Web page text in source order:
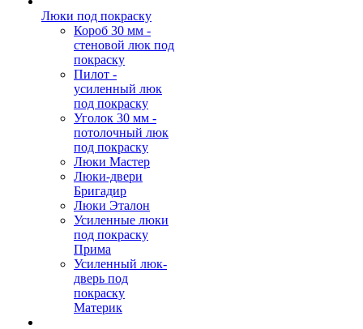
Люки под покраску
Короб 30 мм -
стеновой люк под
покраску
Пилот -
усиленный люк
под покраску
Уголок 30 мм -
потолочный люк
под покраску
Люки Мастер
Люки-двери
Бригадир
Люки Эталон
Усиленные люки
под покраску
Прима
Усиленный люк-
дверь под
покраску
Материк